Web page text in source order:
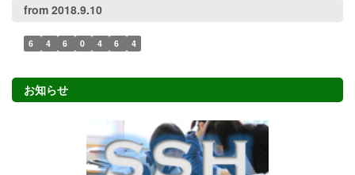
from 2018.9.10
6 4 6 0 4 6 4
お知らせ